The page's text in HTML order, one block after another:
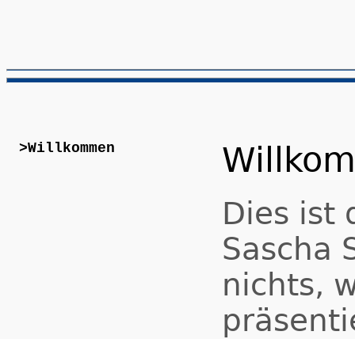
>Willkommen
Dies ist
Sascha
nichts,